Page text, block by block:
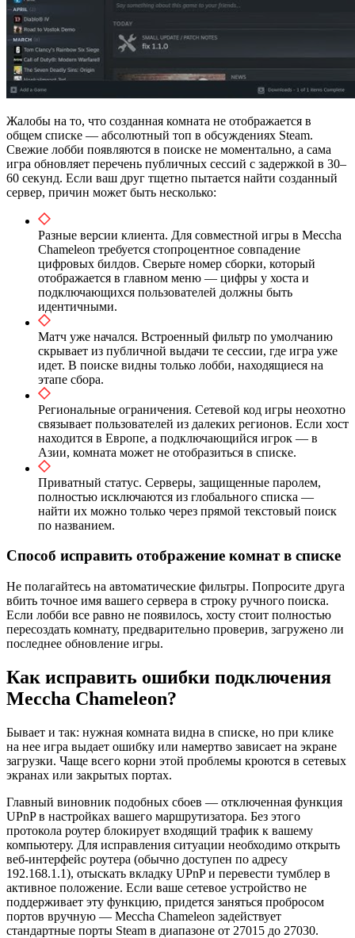
Жалобы на то, что созданная комната не отображается в
общем списке — абсолютный топ в обсуждениях Steam.
Свежие лобби появляются в поиске не моментально, а сама
игра обновляет перечень публичных сессий с задержкой в 30–
60 секунд. Если ваш друг тщетно пытается найти созданный
сервер, причин может быть несколько:
Разные версии клиента. Для совместной игры в Meccha
Chameleon требуется стопроцентное совпадение
цифровых билдов. Сверьте номер сборки, который
отображается в главном меню — цифры у хоста и
подключающихся пользователей должны быть
идентичными.
Матч уже начался. Встроенный фильтр по умолчанию
скрывает из публичной выдачи те сессии, где игра уже
идет. В поиске видны только лобби, находящиеся на
этапе сбора.
Региональные ограничения. Сетевой код игры неохотно
связывает пользователей из далеких регионов. Если хост
находится в Европе, а подключающийся игрок — в
Азии, комната может не отобразиться в списке.
Приватный статус. Серверы, защищенные паролем,
полностью исключаются из глобального списка —
найти их можно только через прямой текстовый поиск
по названием.
Способ исправить отображение комнат в списке
Не полагайтесь на автоматические фильтры. Попросите друга
вбить точное имя вашего сервера в строку ручного поиска.
Если лобби все равно не появилось, хосту стоит полностью
пересоздать комнату, предварительно проверив, загружено ли
последнее обновление игры.
Как исправить ошибки подключения
Meccha Chameleon?
Бывает и так: нужная комната видна в списке, но при клике
на нее игра выдает ошибку или намертво зависает на экране
загрузки. Чаще всего корни этой проблемы кроются в сетевых
экранах или закрытых портах.
Главный виновник подобных сбоев — отключенная функция
UPnP в настройках вашего маршрутизатора. Без этого
протокола роутер блокирует входящий трафик к вашему
компьютеру. Для исправления ситуации необходимо открыть
веб-интерфейс роутера (обычно доступен по адресу
192.168.1.1), отыскать вкладку UPnP и перевести тумблер в
активное положение. Если ваше сетевое устройство не
поддерживает эту функцию, придется заняться пробросом
портов вручную — Meccha Chameleon задействует
стандартные порты Steam в диапазоне от 27015 до 27030.